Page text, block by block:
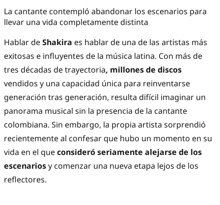
La cantante contempló abandonar los escenarios para
llevar una vida completamente distinta
Hablar deShakira es hablar de una de las artistas más
exitosas e influyentes de la música latina. Con más de
tres décadas de trayectoria, millones de discos
vendidos y una capacidad única para reinventarse
generación tras generación, resulta difícil imaginar un
panorama musical sin la presencia de la cantante
colombiana. Sin embargo, la propia artista sorprendió
recientemente al confesar que hubo un momento en su
vida en el queconsideró seriamente alejarse de los
escenariosy comenzar una nueva etapa lejos de los
reflectores.